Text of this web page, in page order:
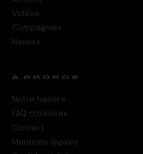
Vidéos
Compagnies
Navires
À PROPOS
Notre histoire
FAQ croisières
Contact
Mentions légales